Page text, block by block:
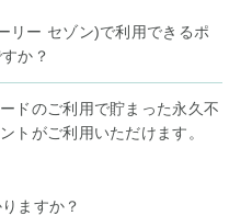
リー セゾン)で利用できるポ
か？
ドのご利用で貯まった永久不
トがご利用いただけます。
ますか？